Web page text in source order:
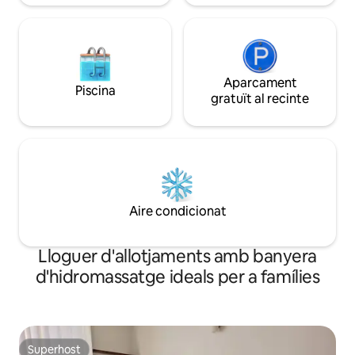
Piscina
Aparcament
gratuït al recinte
Aire condicionat
Lloguer d'allotjaments amb banyera
d'hidromassatge ideals per a famílies
Superhost